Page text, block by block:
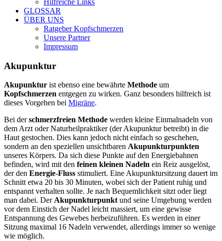
Hilfreiche Links
GLOSSAR
ÜBER UNS
Ratgeber Kopfschmerzen
Unsere Partner
Impressum
Akupunktur
Akupunktur ist ebenso eine bewährte Methode um
Kopfschmerzen entgegen zu wirken. Ganz besonders hilfreich ist
dieses Vorgehen bei Migräne.
Bei derschmerzfreien Methode werden kleine Einmalnadeln von
dem Arzt oder Naturheilpraktiker (der Akupunktur betreibt) in die
Haut gestochen. Dies kann jedoch nicht einfach so geschehen,
sondern an den speziellen unsichtbaren Akupunkturpunkten
unseres Körpers. Da sich diese Punkte auf den Energiebahnen
befinden, wird mit den feinen kleinen Nadeln ein Reiz ausgelöst,
der den Energie-Fluss stimuliert. Eine Akupunktursitzung dauert im
Schnitt etwa 20 bis 30 Minuten, wobei sich der Patient ruhig und
entspannt verhalten sollte. Je nach Bequemlichkeit sitzt oder liegt
man dabei. DerAkupunkturpunktund seine Umgebung werden
vor dem Einstich der Nadel leicht massiert, um eine gewisse
Entspannung des Gewebes herbeizuführen. Es werden in einer
Sitzung maximal 16 Nadeln verwendet, allerdings immer so wenige
wie möglich.